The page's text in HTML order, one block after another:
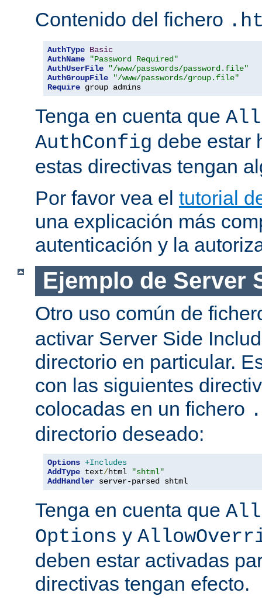
Contenido del fichero
AuthType Basic
AuthName
"Password Required"
AuthUserFile
"/www/passwords/password.file"
AuthGroupFile
"/www/passwords/group.file"
Require group admins
Tenga en cuenta que
AuthConfig debe estar
estas directivas tengan
Por favor vea el tutorial
una explicación más
autenticación y la
Ejemplo de Server
Otro uso común de
activar Server Side
directorio en particular.
con las siguientes
colocadas en un fichero
directorio deseado:
Options +Includes
AddType text/html
"shtml"
AddHandler server-parsed shtml
Tenga en cuenta que
Options y
deben estar activadas
directivas tengan efecto.